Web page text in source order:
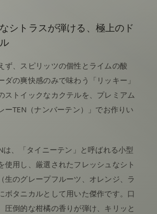
シトラスが弾ける、極上のド
ず、スピリッツの個性とライムの酸
ダの爽快感のみで味わう「リッキー」
ストイックなカクテルを、プレミアム
ーTEN（ナンバーテン）」でお作りい
は、「タイニーテン」と呼ばれる小型
使用し、厳選されたフレッシュなシト
生のグレープフルーツ、オレンジ、ラ
ボタニカルとして用いた傑作です。口
圧倒的な柑橘の香りが弾け、キリッと